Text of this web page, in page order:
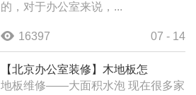
的，对于办公室来说，...
16397 07 - 14
【北京办公室装修】木地板怎
地板维修——大面积水泡 现在很多家